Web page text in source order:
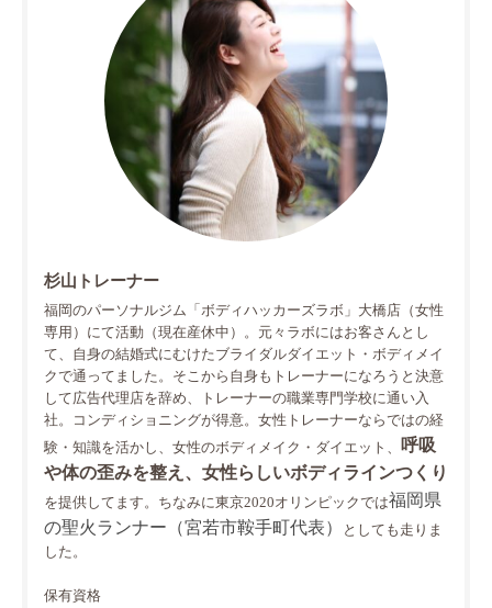
杉山トレーナー
福岡のパーソナルジム「ボディハッカーズラボ」大橋店（女性
専用）にて活動（現在産休中）。元々ラボにはお客さんとし
て、自身の結婚式にむけたブライダルダイエット・ボディメイ
クで通ってました。そこから自身もトレーナーになろうと決意
して広告代理店を辞め、トレーナーの職業専門学校に通い入
社。コンディショニングが得意。女性トレーナーならではの経
験・知識を活かし、女性のボディメイク・ダイエット、
呼吸
や体の歪みを整え、女性らしいボディラインつくり
を提供してます。ちなみに東京2020オリンピックでは福岡県
の聖火ランナー（宮若市鞍手町代表）
としても走りま
した。
保有資格